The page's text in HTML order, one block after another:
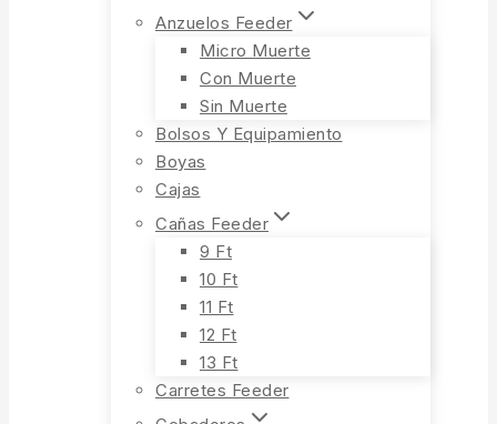
Anzuelos Feeder
Micro Muerte
Con Muerte
Sin Muerte
Bolsos Y Equipamiento
Boyas
Cajas
Cañas Feeder
9 Ft
10 Ft
11 Ft
12 Ft
13 Ft
Carretes Feeder